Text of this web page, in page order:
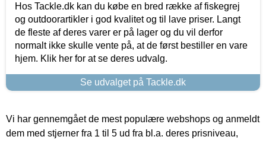
Hos Tackle.dk kan du købe en bred række af fiskegrej
og outdoorartikler i god kvalitet og til lave priser. Langt
de fleste af deres varer er på lager og du vil derfor
normalt ikke skulle vente på, at de først bestiller en vare
hjem. Klik her for at se deres udvalg.
Se udvalget på Tackle.dk
Vi har gennemgået de mest populære webshops og anmeldt
dem med stjerner fra 1 til 5 ud fra bl.a. deres prisniveau,